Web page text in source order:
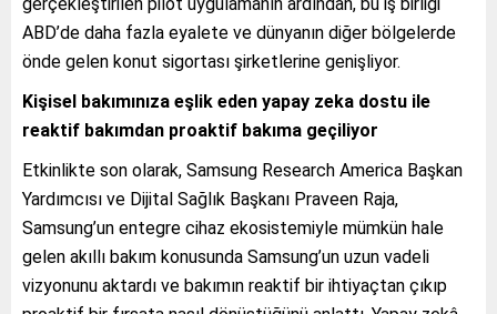
ABD’de daha fazla eyalete ve dünyanın diğer bölgelerde
önde gelen konut sigortası şirketlerine genişliyor.
Kişisel bakımınıza eşlik eden yapay zeka dostu ile
reaktif bakımdan proaktif bakıma geçiliyor
Etkinlikte son olarak, Samsung Research America Başkan
Yardımcısı ve Dijital Sağlık Başkanı Praveen Raja,
Samsung’un entegre cihaz ekosistemiyle mümkün hale
gelen akıllı bakım konusunda Samsung’un uzun vadeli
vizyonunu aktardı ve bakımın reaktif bir ihtiyaçtan çıkıp